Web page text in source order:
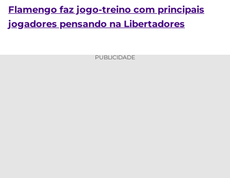
Flamengo faz jogo-treino com principais
jogadores pensando na Libertadores
PUBLICIDADE